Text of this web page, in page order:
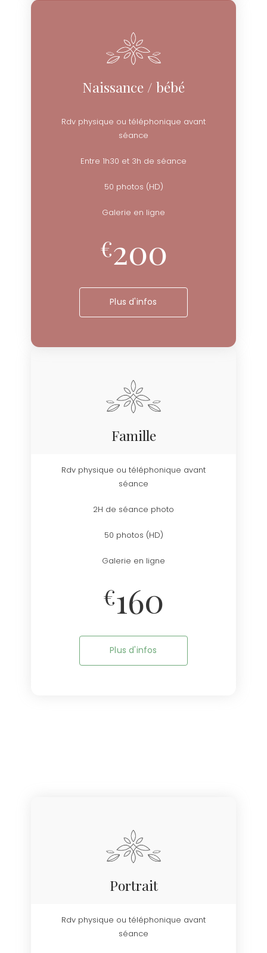
Naissance / bébé
Rdv physique ou téléphonique avant
séance
Entre 1h30 et 3h de séance
50 photos (HD)
Galerie en ligne
€200
Plus d'infos
Famille
Rdv physique ou téléphonique avant
séance
2H de séance photo
50 photos (HD)
Galerie en ligne
€160
Plus d'infos
Portrait
Rdv physique ou téléphonique avant
séance